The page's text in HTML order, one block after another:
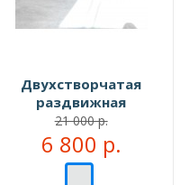
Двухстворчатая
раздвижная
перегородка №104999
21 000 р.
6 800 р.